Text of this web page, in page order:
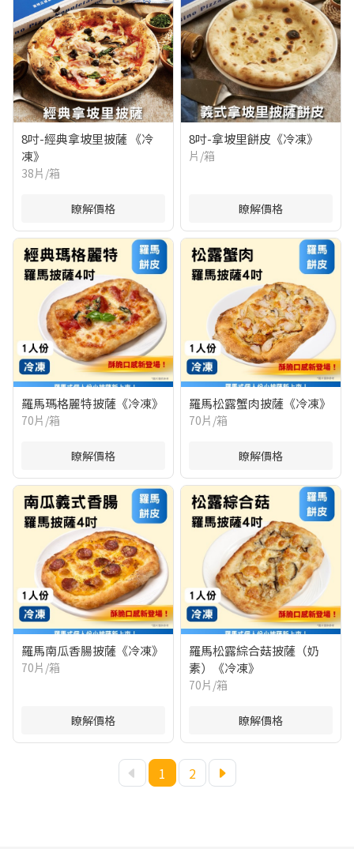
8吋-經典拿坡里披薩 《冷
凍》
38片/箱
瞭解價格
8吋-拿坡里餅皮《冷凍》
片/箱
瞭解價格
羅馬瑪格麗特披薩《冷凍》
70片/箱
瞭解價格
羅馬松露蟹肉披薩《冷凍》
70片/箱
瞭解價格
羅馬南瓜香腸披薩《冷凍》
70片/箱
瞭解價格
羅馬松露綜合菇披薩（奶
素）《冷凍》
70片/箱
瞭解價格
1 2